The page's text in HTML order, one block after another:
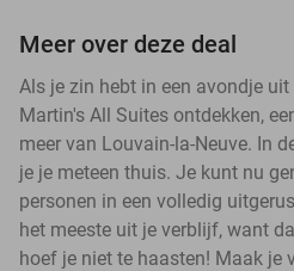
Meer over deze deal
Als je zin hebt in een avondje
Martin's All Suites ontdekken,
meer van Louvain-la-Neuve. In
je je meteen thuis. Je kunt nu
personen in een volledig
het meeste uit je verblijf, want
hoef je niet te haasten! Maak je